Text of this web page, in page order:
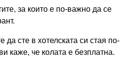
за които е по-важно да се
да сте в хотелската си стая по-
каже, че колата е безплатна.